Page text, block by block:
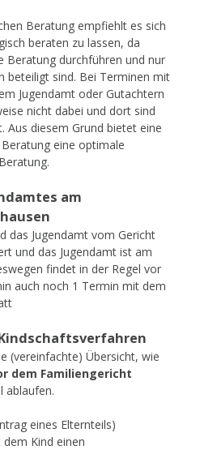
Beratung empfiehlt es sich
beraten zu lassen, da
Beratung durchführen und nur
beteiligt sind. Bei Terminen mit
Jugendamt oder Gutachtern
nicht dabei und dort sind
Aus diesem Grund bietet eine
eine optimale
am
das Jugendamt vom Gericht
und das Jugendamt ist am
findet in der Regel vor
auch noch 1 Termin mit dem
(vereinfachte) Übersicht, wie
dem Familiengericht
ablaufen.
eines Elternteils)
Kind einen